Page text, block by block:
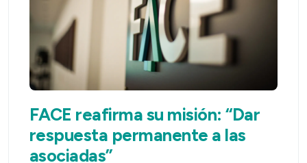
FACE reafirma su misión: “Dar
respuesta permanente a las
asociadas”